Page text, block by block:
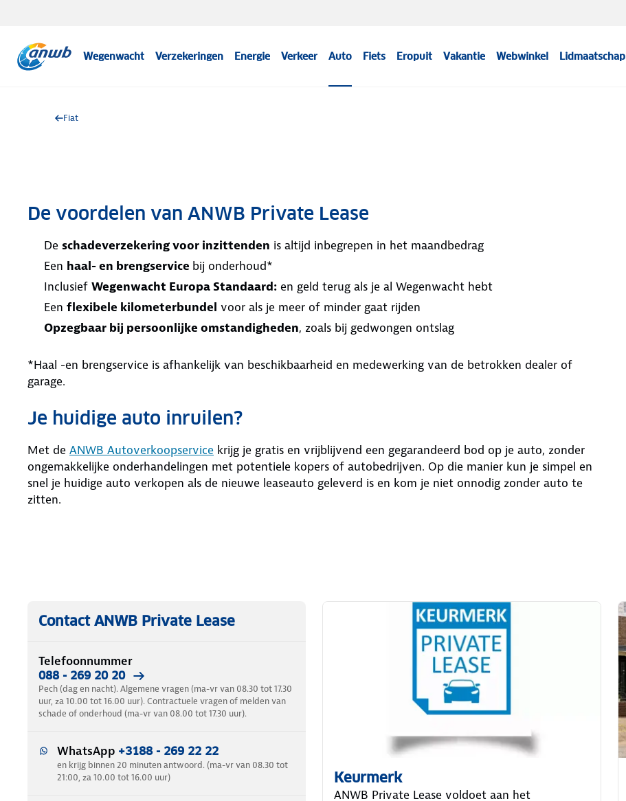
Wegenwacht Verzekeringen Energie Verkeer Auto Fiets Eropuit Vakantie Webwinkel Lidmaatschap
Fiat
De voordelen van ANWB Private Lease
De schadeverzekering voor inzittenden is altijd inbegrepen in het maandbedrag
Een haal- en brengservice bij onderhoud*
Inclusief Wegenwacht Europa Standaard: en geld terug als je al Wegenwacht hebt
Een flexibele kilometerbundel voor als je meer of minder gaat rijden
Opzegbaar bij persoonlijke omstandigheden, zoals bij gedwongen ontslag
*Haal -en brengservice is afhankelijk van beschikbaarheid en medewerking van de betrokken dealer of
garage.
Je huidige auto inruilen?
Met de ANWB Autoverkoopservice krijg je gratis en vrijblijvend een gegarandeerd bod op je auto, zonder
ongemakkelijke onderhandelingen met potentiele kopers of autobedrijven. Op die manier kun je simpel en
snel je huidige auto verkopen als de nieuwe leaseauto geleverd is en kom je niet onnodig zonder auto te
zitten.
Contact ANWB Private Lease
Telefoonnummer
088 - 269 20 20
Pech (dag en nacht). Algemene vragen (ma-vr van 08.30 tot 17.30
uur, za 10.00 tot 16.00 uur). Contractuele vragen of melden van
schade of onderhoud (ma-vr van 08.00 tot 17.30 uur).
WhatsApp +3188 - 269 22 22
en krijg binnen 20 minuten antwoord. (ma-vr van 08.30 tot
21:00, za 10.00 tot 16.00 uur)
Keurmerk
ANWB Private Lease voldoet aan het